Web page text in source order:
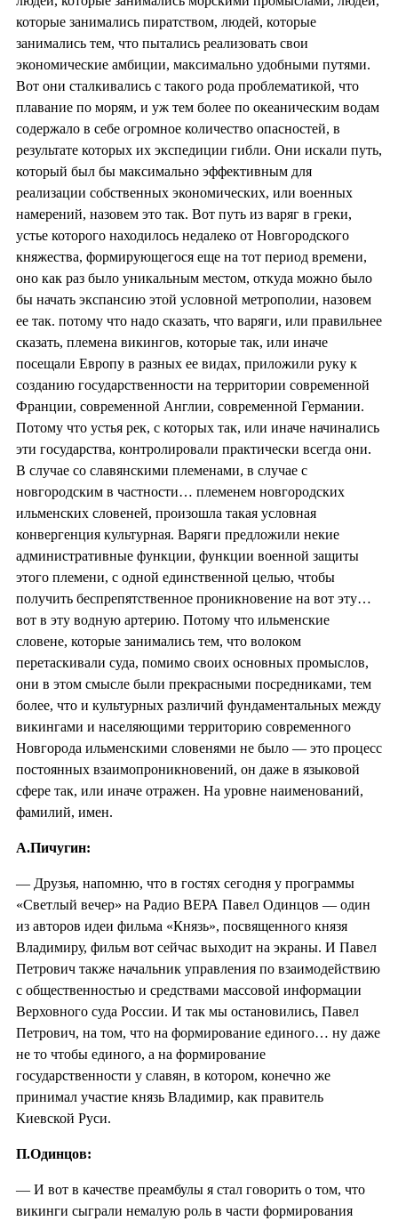
которые занимались пиратством, людей, которые
занимались тем, что пытались реализовать свои
экономические амбиции, максимально удобными путями.
Вот они сталкивались с такого рода проблематикой, что
плавание по морям, и уж тем более по океаническим водам
содержало в себе огромное количество опасностей, в
результате которых их экспедиции гибли. Они искали путь,
который был бы максимально эффективным для
реализации собственных экономических, или военных
намерений, назовем это так. Вот путь из варяг в греки,
устье которого находилось недалеко от Новгородского
княжества, формирующегося еще на тот период времени,
оно как раз было уникальным местом, откуда можно было
бы начать экспансию этой условной метрополии, назовем
ее так. потому что надо сказать, что варяги, или правильнее
сказать, племена викингов, которые так, или иначе
посещали Европу в разных ее видах, приложили руку к
созданию государственности на территории современной
Франции, современной Англии, современной Германии.
Потому что устья рек, с которых так, или иначе начинались
эти государства, контролировали практически всегда они.
В случае со славянскими племенами, в случае с
новгородским в частности… племенем новгородских
ильменских словеней, произошла такая условная
конвергенция культурная. Варяги предложили некие
административные функции, функции военной защиты
этого племени, с одной единственной целью, чтобы
получить беспрепятственное проникновение на вот эту…
вот в эту водную артерию. Потому что ильменские
словене, которые занимались тем, что волоком
перетаскивали суда, помимо своих основных промыслов,
они в этом смысле были прекрасными посредниками, тем
более, что и культурных различий фундаментальных между
викингами и населяющими территорию современного
Новгорода ильменскими словенями не было — это процесс
постоянных взаимопроникновений, он даже в языковой
сфере так, или иначе отражен. На уровне наименований,
фамилий, имен.
А.Пичугин:
— Друзья, напомню, что в гостях сегодня у программы
«Светлый вечер» на Радио ВЕРА Павел Одинцов — один
из авторов идеи фильма «Князь», посвященного князя
Владимиру, фильм вот сейчас выходит на экраны. И Павел
Петрович также начальник управления по взаимодействию
с общественностью и средствами массовой информации
Верховного суда России. И так мы остановились, Павел
Петрович, на том, что на формирование единого… ну даже
не то чтобы единого, а на формирование
государственности у славян, в котором, конечно же
принимал участие князь Владимир, как правитель
Киевской Руси.
П.Одинцов:
— И вот в качестве преамбулы я стал говорить о том, что
викинги сыграли немалую роль в части формирования